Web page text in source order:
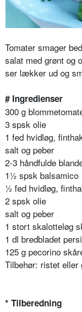
Tomater smager
salat med grønt og
ser lækker ud og
# Ingredienser
300 g
3 spsk olie
1 fed hvidløg,
salt og peber
2-3 håndfulde
1½ spsk balsamico
½ fed hvidløg,
2 spsk olie
salt og peber
1 stort skalotteløg
1 dl bredbladet
125 g pecorino
Tilbehør: ristet eller
* Tilberedning